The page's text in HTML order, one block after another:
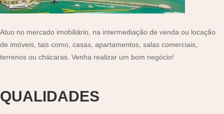
Atuo no mercado imobiliário, na intermediação de venda ou locação
de imóveis, tais como, casas, apartamentos, salas comerciais,
terrenos ou chácaras. Venha realizar um bom negócio!
QUALIDADES